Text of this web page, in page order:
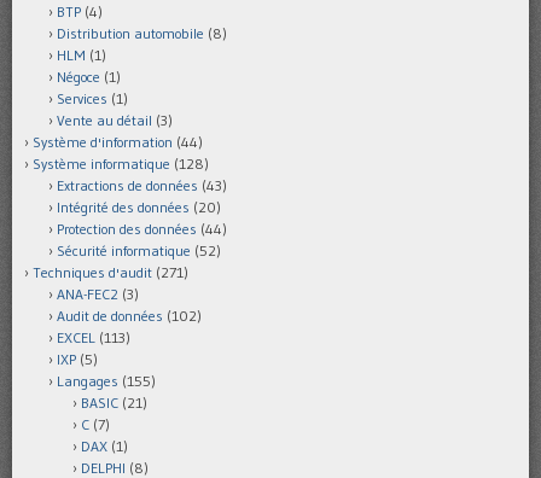
BTP (4)
Distribution automobile (8)
HLM (1)
Négoce (1)
Services (1)
Vente au détail (3)
Système d'information (44)
Système informatique (128)
Extractions de données (43)
Intégrité des données (20)
Protection des données (44)
Sécurité informatique (52)
Techniques d'audit (271)
ANA-FEC2 (3)
Audit de données (102)
EXCEL (113)
IXP (5)
Langages (155)
BASIC (21)
C (7)
DAX (1)
DELPHI (8)